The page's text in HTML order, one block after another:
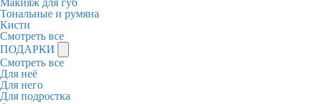
Макияж для губ
Тональные и румяна
Кисти
Смотреть все
ПОДАРКИ
Смотреть все
Для неё
Для него
Для подростка